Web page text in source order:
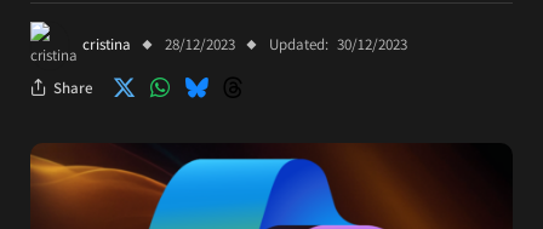
cristina 28/12/2023 Updated: 30/12/2023
Share